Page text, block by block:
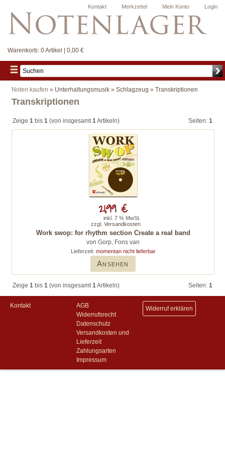
Login
Mein Konto
Merkzettel
Kontakt
Warenkorb: 0 Artikel | 0,00 €
Noten kaufen » Unterhaltungsmusik » Schlagzeug » Transkriptionen
Transkriptionen
Zeige 1 bis 1 (von insgesamt1Artikeln) Seiten: 1
Work swop: for rhythm section Create a real band
von Gorp, Fons van
Lieferzeit: momentan nicht lieferbar
Ansehen
21,99 €
inkl. 7 % MwSt.
zzgl. Versandkosten
Zeige 1 bis 1 (von insgesamt1Artikeln) Seiten: 1
Kontakt
AGB
Widerrufsrecht
Datenschutz
Versandkosten und
Lieferzeit
Zahlungsarten
Impressum
Widerruf erklären